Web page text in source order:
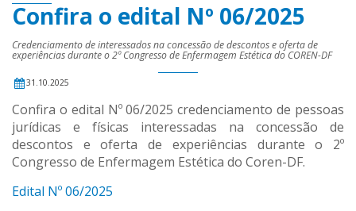
Confira o edital Nº 06/2025
Credenciamento de interessados na concessão de descontos e oferta de
experiências durante o 2º Congresso de Enfermagem Estética do COREN-DF
31.10.2025
Confira o edital Nº 06/2025 credenciamento de pessoas
jurídicas e físicas interessadas na concessão de
descontos e oferta de experiências durante o 2º
Congresso de Enfermagem Estética do Coren-DF.
Edital Nº 06/2025